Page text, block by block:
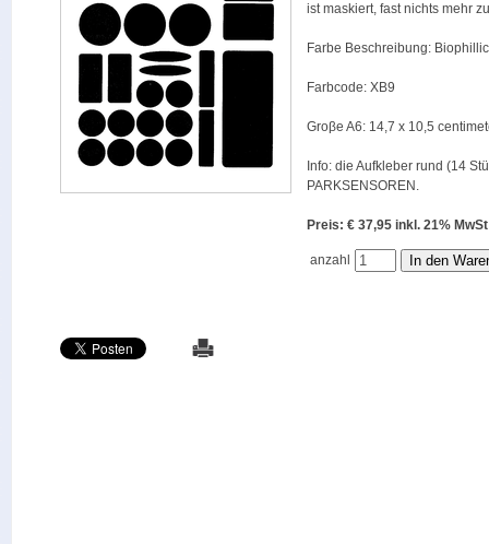
ist maskiert, fast nichts mehr
Farbe Beschreibung:
Farbcode: XB9
Groβe A6: 14,7 x 10,5
Info: die Aufkleber rund (14
PARKSENSOREN.
Preis: € 37,95 inkl. 21%
anzahl